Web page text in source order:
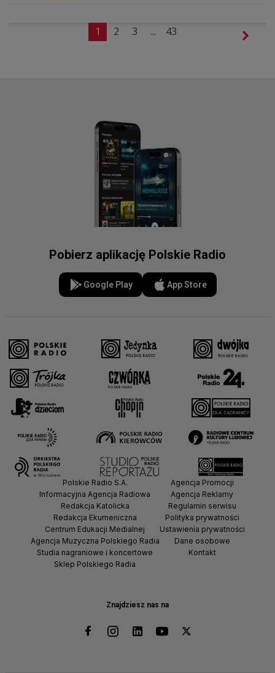
1 2 3 ... 43
Pobierz aplikację Polskie Radio
Google Play App Store
Znajdziesz nas na
Polskie Radio S.A.
Informacyjna Agencja Radiowa
Redakcja Katolicka
Redakcja Ekumeniczna
Centrum Edukacji Medialnej
Agencja Muzyczna Polskiego Radia
Studia nagraniowe i koncertowe
Sklep Polskiego Radia
Agencja Promocji
Agencja Reklamy
Regulamin serwisu
Polityka prywatności
Ustawienia prywatności
Dane osobowe
Kontakt